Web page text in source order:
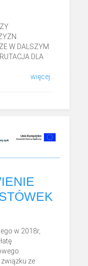
W DALSZYM
DLA
więcej...
w 2018r,
ze